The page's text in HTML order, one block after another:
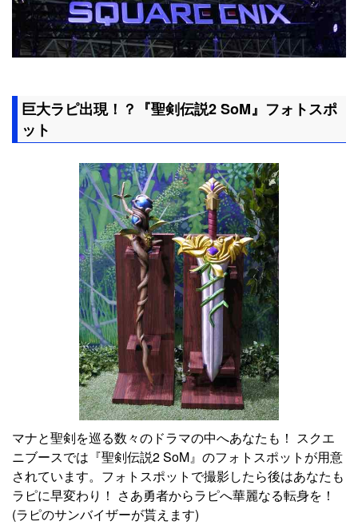
巨大ラピ出現！？『聖剣伝説2 SoM』フォトスポ
ット
マナと聖剣を巡る数々のドラマの中へあなたも！ スクエ
ニブースでは『聖剣伝説2 SoM』のフォトスポットが用意
されています。フォトスポットで撮影したら後はあなたも
ラピに早変わり！ さあ勇者からラピへ華麗なる転身を！
(ラピのサンバイザーが貰えます)